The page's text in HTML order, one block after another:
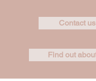
Contact us
Find out